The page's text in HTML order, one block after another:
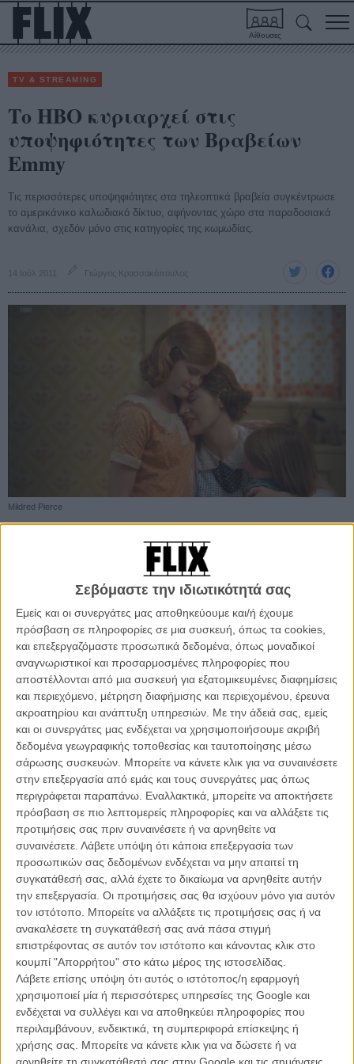
Σεβόμαστε την ιδιωτικότητά σας
Εμείς και οι συνεργάτες μας αποθηκεύουμε και/ή έχουμε
πρόσβαση σε πληροφορίες σε μια συσκευή, όπως τα cookies,
και επεξεργαζόμαστε προσωπικά δεδομένα, όπως μοναδικοί
αναγνωριστικοί και προσαρμοσμένες πληροφορίες που
αποστέλλονται από μια συσκευή για εξατομικευμένες διαφημίσεις
και περιεχόμενο, μέτρηση διαφήμισης και περιεχομένου, έρευνα
ακροατηρίου και ανάπτυξη υπηρεσιών. Με την άδειά σας, εμείς
και οι συνεργάτες μας ενδέχεται να χρησιμοποιήσουμε ακριβή
δεδομένα γεωγραφικής τοποθεσίας και ταυτοποίησης μέσω
σάρωσης συσκευών. Μπορείτε να κάνετε κλικ για να συναινέσετε
στην επεξεργασία από εμάς και τους συνεργάτες μας όπως
περιγράφεται παραπάνω. Εναλλακτικά, μπορείτε να αποκτήσετε
πρόσβαση σε πιο λεπτομερείς πληροφορίες και να αλλάξετε τις
προτιμήσεις σας πριν συναινέσετε ή να αρνηθείτε να
συναινέσετε. Λάβετε υπόψη ότι κάποια επεξεργασία των
προσωπικών σας δεδομένων ενδέχεται να μην απαιτεί τη
συγκατάθεσή σας, αλλά έχετε το δικαίωμα να αρνηθείτε αυτήν
την επεξεργασία. Οι προτιμήσεις σας θα ισχύουν μόνο για αυτόν
τον ιστότοπο. Μπορείτε να αλλάξετε τις προτιμήσεις σας ή να
ανακαλέσετε τη συγκατάθεσή σας ανά πάσα στιγμή
επιστρέφοντας σε αυτόν τον ιστότοπο και κάνοντας κλικ στο
κουμπί "Απορρήτου" στο κάτω μέρος της ιστοσελίδας.
Λάβετε επίσης υπόψη ότι αυτός ο ιστότοπος/η εφαρμογή
χρησιμοποιεί μία ή περισσότερες υπηρεσίες της Google και
ενδέχεται να συλλέγει και να αποθηκεύει πληροφορίες που
περιλαμβάνουν, ενδεικτικά, τη συμπεριφορά επίσκεψης ή
χρήσης σας. Μπορείτε να κάνετε κλικ για να δώσετε ή να
Αίθουσες
TV & STREAMING
Το HBO κυριαρχεί στις
υποψηφιότητες των Βραβείων
Emmy
Τις περισσότερες υποψηφιότητες στα τηλεοπτικά βραβεία συγκέντρωσε
το αμερικάνικο καλωδιακό δίκτυο, αφήνοντας χώρο στα παραδοσιακά
κανάλια, σχεδόν μόνο στις κατηγορίες της κωμωδίας.
14 Ιούλ 2011 Γιώργος Κρασσακόπουλος
Mildred Pierce
Προσθέστε το Flix στις προτιμήσεις σας στο
Google
Η μίνι σειρά του Τοντ Χέινς «Mildred Pierce» στην οποία
πρωταγωνιστεί η Κέιτ Γουίνσλετ είναι αυτή που κέρδισε τις
περισσότερες υποψηφιότητες φτάνοντας συνολικά τις 21, ενώ την
ακολουθούν το «Mad Men», το «Boardwalk Empire» του Μάρτιν
Σκορσέζε και η κωμική σειρά « Modern Family».
Στην κατηγορία της καλύτερης δραματικής σειράς εκτός από το
«Boardwalk Empire» του HBO, φιγουράρει επίσης και το «Game of
Thrones», το μεγάλο (κερδισμένο) φετινό στοίχημα του καναλιού,
ενώ η λίστα συμπληρώνεται από τα «Mad Men», «Dexter», «The
Good Wife» και την τελευταία σεζόν του μάλλον υποτιμημένου όλα
αυτά τα χρόνια «Friday Night Lights».
Το «Mad Men» βεβαίως εξακολουθεί να παραμένει το φαβορί,
έχοντας κερδίσει και τις τρεις προηγούμενες χρονιές, αλλά πάντα
υπάρχει χώρος για εκπλήξεις, ειδικά όταν κάτι τόσο εντυπωσιακό
όσο το «Game of Thrones», έχει κάνει την εμφάνιση του.
Στην κατηγορία της κωμωδίας το φαβορί «Modern Family» έχει να
αντιμετωπίσει τα «Glee», «The Big Bang Theory» αλλά και τις
σειρές του NBC «The Office» «30 Rock» και «Parks and
Recreation».
Στις τηλεταινίες και μίνι σειρές το HBO έχει τρεις υποψηφιότητες τη
μίνι σειρά «Mildred Pierce» και τις ταινίες «Cinema Verite» και «Too
Big to Fail», ενώ τις υποψηφιότητες συμπληρώνουν τα «Downton